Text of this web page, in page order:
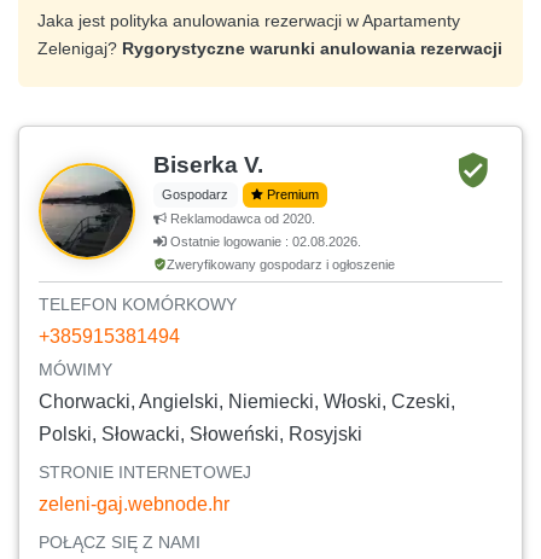
Jaka jest polityka anulowania rezerwacji w Apartamenty
Zelenigaj? Rygorystyczne warunki anulowania rezerwacji
Biserka V.
Gospodarz
Premium
Reklamodawca od 2020.
Ostatnie logowanie : 02.08.2026.
Zweryfikowany gospodarz i ogłoszenie
TELEFON KOMÓRKOWY
+385915381494
MÓWIMY
Chorwacki, Angielski, Niemiecki, Włoski, Czeski,
Polski, Słowacki, Słoweński, Rosyjski
STRONIE INTERNETOWEJ
zeleni-gaj.webnode.hr
POŁĄCZ SIĘ Z NAMI